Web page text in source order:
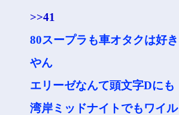
>>41
80スープラも車オタクは好き
やん
エリーゼなんて頭文字Dにも
湾岸ミッドナイトでもワイル